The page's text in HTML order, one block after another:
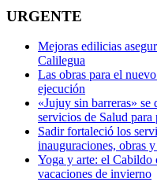
URGENTE
Mejoras edilicias
Calilegua
Las obras para el
ejecución
«Jujuy sin barreras»
servicios de Salud para
Sadir fortaleció los
inauguraciones, obras
Yoga y arte: el Cabildo
vacaciones de invierno